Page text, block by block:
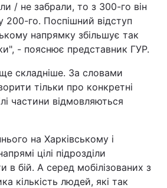
/ не забрали, то з 300-го він
200-го. Поспішний відступ
напрямку збільшує так
- пояснює представник ГУР.
складніше. За словами
тільки про конкретні
частини відмовляються
на Харківському і
цілі підрозділи
в бій. А серед мобілізованих з
кількість людей, які так